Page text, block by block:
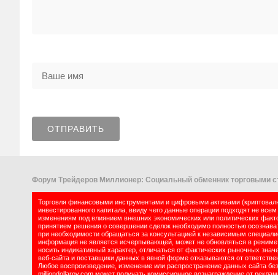
Форум Трейдеров Миллионер: Социальный обменник торговыми
Торговля финансовыми инструментами и цифровыми активами
инвестированного капитала, ввиду чего данные операции подходят не
изменениям под влиянием внешних экономических или политических
принятием решения о совершении сделок необходимо полностью
при необходимости обращаться за консультацией к независимым
информация не является исчерпывающей, может не обновляться в
носить индикативный характер, отличаться от фактических рыночных
веб-сайта и поставщики данных в явной форме отказываются от
Любое воспроизведение, изменение или распространение данных сайта